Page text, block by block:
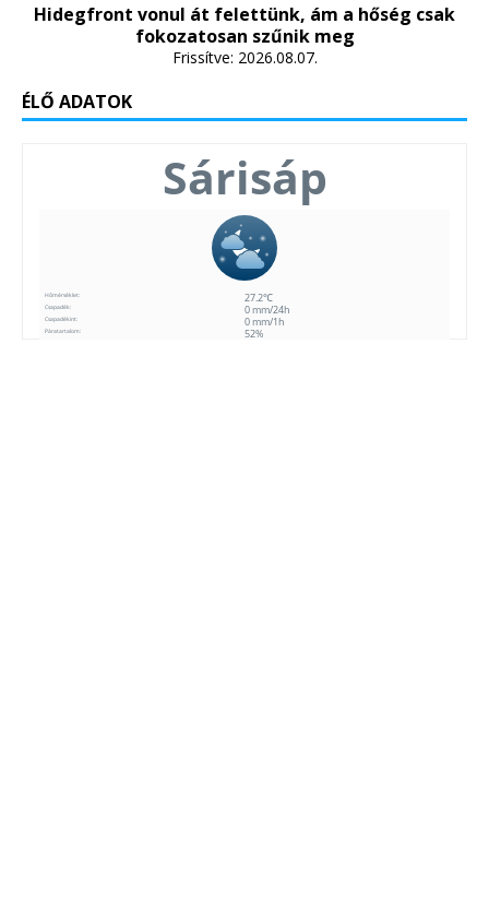
Hidegfront vonul át felettünk, ám a hőség csak
fokozatosan szűnik meg
Frissítve: 2026.08.07.
ÉLŐ ADATOK